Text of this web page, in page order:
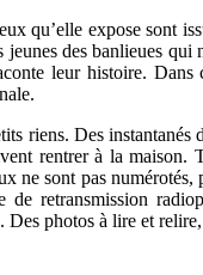
qu’elle expose sont
des banlieues qui
leur histoire. Dans
riens. Des
rentrer à la maison.
ne sont pas numérotés,
retransmission
photos à lire et